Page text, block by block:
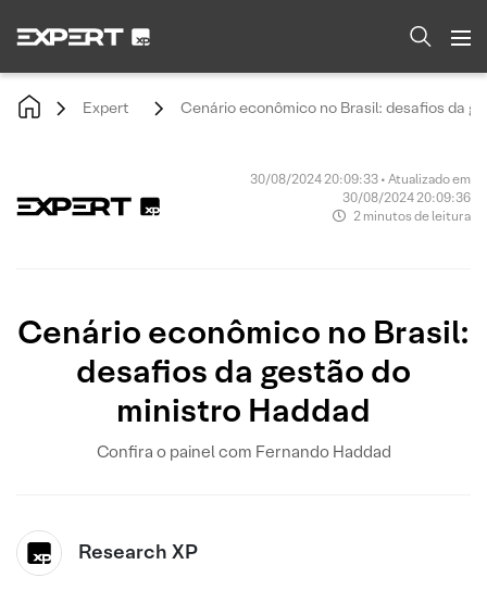
Expert Cenário econômico no Brasil: desafios da
30/08/2024 20:09:33 • Atualizado em
30/08/2024 20:09:36
2 minutos de leitura
Cenário econômico no Brasil:
desafios da gestão do
ministro Haddad
Confira o painel com Fernando Haddad
Research XP